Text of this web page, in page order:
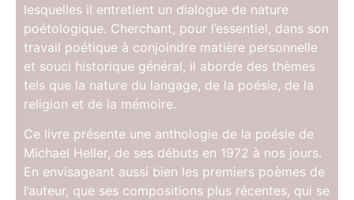
lesquelles il entretient un dialogue de nature
poétologique. Cherchant, pour l’essentiel, dans son
travail poétique à conjoindre matière personnelle
et souci historique général, il aborde des thèmes
tels que la nature du langage, de la poésie, de la
religion et de la mémoire.
Ce livre présente une anthologie de la poésie de
Michael Heller, de ses débuts en 1972 à nos jours.
En envisageant aussi bien les premiers poèmes de
l’auteur, que ses compositions plus récentes, qui se